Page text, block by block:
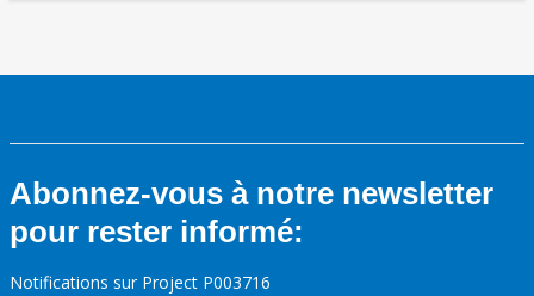
Abonnez-vous à notre newsletter
pour rester informé:
Notifications sur Project P003716